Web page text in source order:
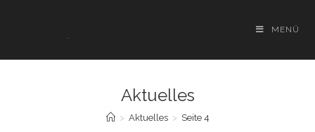
MENÜ
Aktuelles
> Aktuelles > Seite 4